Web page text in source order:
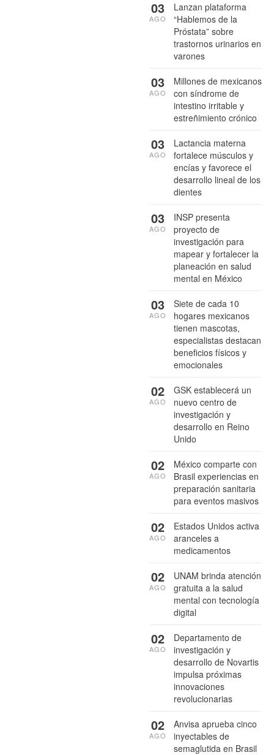
Lanzan plataforma
“Hablemos de la
Próstata” sobre
trastornos urinarios en
varones
03
AGO
Millones de mexicanos
con síndrome de
intestino irritable y
estreñimiento crónico
03
AGO
Lactancia materna
fortalece músculos y
encías y favorece el
desarrollo lineal de los
dientes
03
AGO
INSP presenta
proyecto de
investigación para
mapear y fortalecer la
planeación en salud
mental en México
03
AGO
Siete de cada 10
hogares mexicanos
tienen mascotas,
especialistas destacan
beneficios físicos y
emocionales
03
AGO
GSK establecerá un
nuevo centro de
investigación y
desarrollo en Reino
Unido
02
AGO
México comparte con
Brasil experiencias en
preparación sanitaria
para eventos masivos
02
AGO
Estados Unidos activa
aranceles a
medicamentos
02
AGO
UNAM brinda atención
gratuita a la salud
mental con tecnología
digital
02
AGO
Departamento de
investigación y
desarrollo de Novartis
impulsa próximas
innovaciones
revolucionarias
02
AGO
Anvisa aprueba cinco
inyectables de
semaglutida en Brasil
02
AGO